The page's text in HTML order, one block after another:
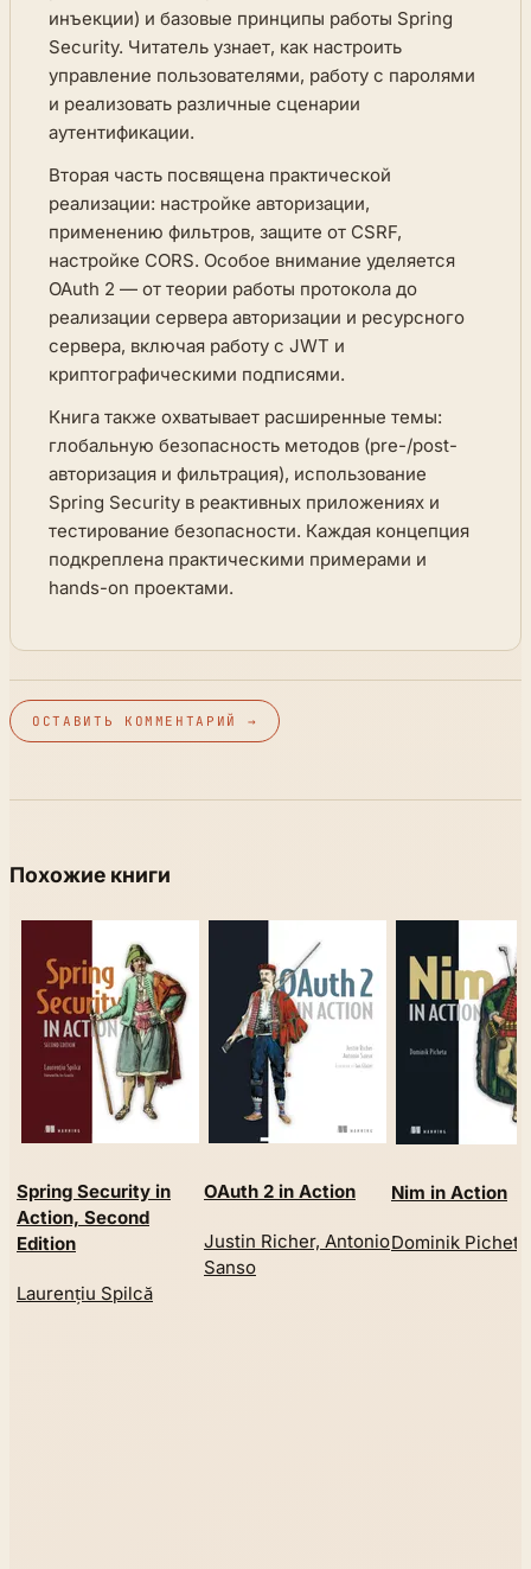
инъекции) и базовые принципы работы Spring
Security. Читатель узнает, как настроить
управление пользователями, работу с паролями
и реализовать различные сценарии
аутентификации.
Вторая часть посвящена практической
реализации: настройке авторизации,
применению фильтров, защите от CSRF,
настройке CORS. Особое внимание уделяется
OAuth 2 — от теории работы протокола до
реализации сервера авторизации и ресурсного
сервера, включая работу с JWT и
криптографическими подписями.
Книга также охватывает расширенные темы:
глобальную безопасность методов (pre-/post-
авторизация и фильтрация), использование
Spring Security в реактивных приложениях и
тестирование безопасности. Каждая концепция
подкреплена практическими примерами и
hands-on проектами.
ОСТАВИТЬ КОММЕНТАРИЙ →
Похожие книги
Spring Security in
Action, Second
Edition
Laurențiu Spilcă
OAuth 2 in Action
Justin Richer, Antonio
Sanso
Nim in Action
Dominik Picheta